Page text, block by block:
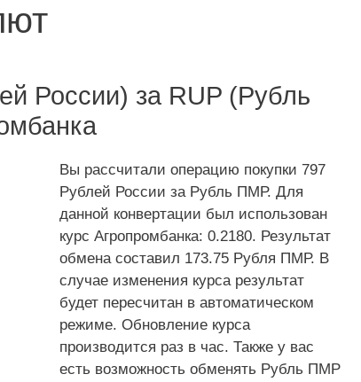
России) за RUP (Рубль
Вы рассчитали операцию покупки 797
Рублей России за Рубль ПМР. Для
данной конвертации был использован
курс Агропромбанка: 0.2180. Результат
обмена составил 173.75 Рубля ПМР. В
случае изменения курса результат
будет пересчитан в автоматическом
режиме. Обновление курса
производится раз в час. Также у вас
есть возможность обменять Рубль ПМР